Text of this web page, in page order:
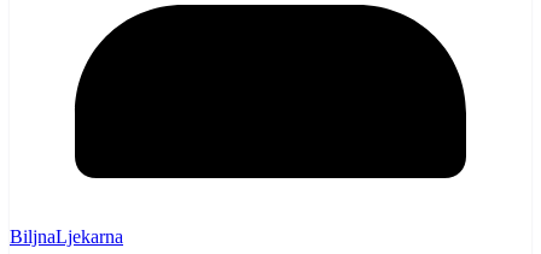
BiljnaLjekarna